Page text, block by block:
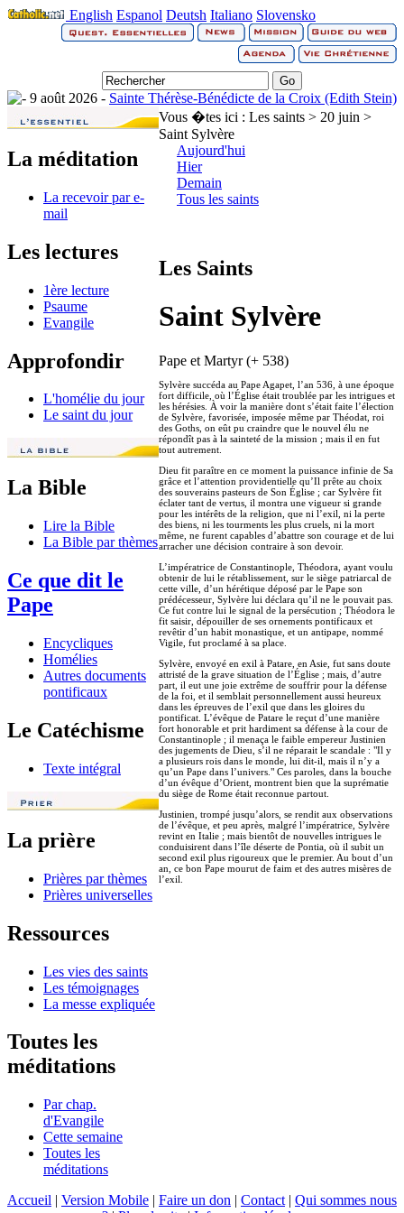
English Espanol Deutsh Italiano Slovensko
9 août 2026 - Sainte Thérèse-Bénédicte de la Croix (Edith Stein)
La méditation
La recevoir par e-
mail
Les lectures
1ère lecture
Psaume
Evangile
Approfondir
L'homélie du jour
Le saint du jour
La Bible
Lire la Bible
La Bible par thèmes
Ce que dit le
Pape
Encycliques
Homélies
Autres documents
pontificaux
Le Catéchisme
Texte intégral
La prière
Prières par thèmes
Prières universelles
Ressources
Les vies des saints
Les témoignages
La messe expliquée
Toutes les
méditations
Par chap.
d'Evangile
Cette semaine
Toutes les
méditations
Vous �tes ici : Les saints > 20 juin >
Saint Sylvère
Aujourd'hui
Hier
Demain
Tous les saints
Les Saints
Saint Sylvère
Pape et Martyr (+ 538)
Sylvère succéda au Pape Agapet, l’an 536, à une époque
fort difficile, où l’Église était troublée par les intrigues et
les hérésies. À voir la manière dont s’était faite l’élection
de Sylvère, favorisée, imposée même par Théodat, roi
des Goths, on eût pu craindre que le nouvel élu ne
répondît pas à la sainteté de la mission ; mais il en fut
tout autrement.
Dieu fit paraître en ce moment la puissance infinie de Sa
grâce et l’attention providentielle qu’Il prête au choix
des souverains pasteurs de Son Église ; car Sylvère fit
éclater tant de vertus, il montra une vigueur si grande
pour les intérêts de la religion, que ni l’exil, ni la perte
des biens, ni les tourments les plus cruels, ni la mort
même, ne furent capables d’abattre son courage et de lui
arracher une décision contraire à son devoir.
L’impératrice de Constantinople, Théodora, ayant voulu
obtenir de lui le rétablissement, sur le siège patriarcal de
cette ville, d’un hérétique déposé par le Pape son
prédécesseur, Sylvère lui déclara qu’il ne le pouvait pas.
Ce fut contre lui le signal de la persécution ; Théodora le
fit saisir, dépouiller de ses ornements pontificaux et
revêtir d’un habit monastique, et un antipape, nommé
Vigile, fut proclamé à sa place.
Sylvère, envoyé en exil à Patare, en Asie, fut sans doute
attristé de la grave situation de l’Église ; mais, d’autre
part, il eut une joie extrême de souffrir pour la défense
de la foi, et il semblait personnellement aussi heureux
dans les épreuves de l’exil que dans les gloires du
pontificat. L’évêque de Patare le reçut d’une manière
fort honorable et prit hardiment sa défense à la cour de
Constantinople ; il menaça le faible empereur Justinien
des jugements de Dieu, s’il ne réparait le scandale : "Il y
a plusieurs rois dans le monde, lui dit-il, mais il n’y a
qu’un Pape dans l’univers." Ces paroles, dans la bouche
d’un évêque d’Orient, montrent bien que la suprématie
du siège de Rome était reconnue partout.
Justinien, trompé jusqu’alors, se rendit aux observations
de l’évêque, et peu après, malgré l’impératrice, Sylvère
revint en Italie ; mais bientôt de nouvelles intrigues le
conduisirent dans l’île déserte de Pontia, où il subit un
second exil plus rigoureux que le premier. Au bout d’un
an, ce bon Pape mourut de faim et des autres misères de
l’exil.
Accueil | Version Mobile | Faire un don | Contact | Qui sommes nous